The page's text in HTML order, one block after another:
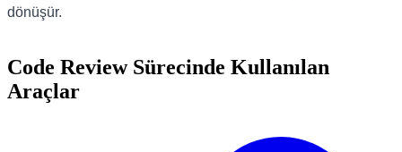
dönüşür.
Code Review Sürecinde Kullanılan
Araçlar